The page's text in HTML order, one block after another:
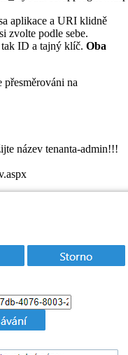
aplikace a URI klidně
zvolte podle sebe.
ID a tajný klíč. Oba
na
název tenanta-admin!!!